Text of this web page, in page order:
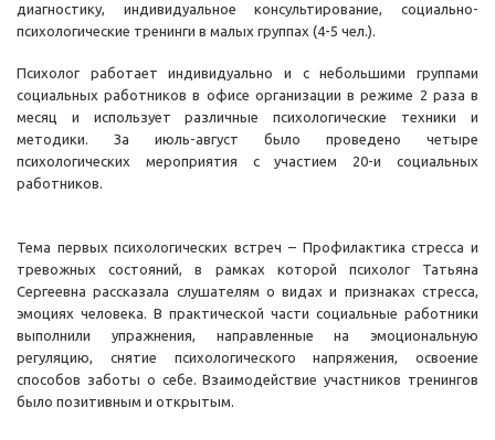
диагностику, индивидуальное консультирование, социально-
психологические тренинги в малых группах (4-5 чел.).
Психолог работает индивидуально и с небольшими группами
социальных работников в офисе организации в режиме 2 раза в
месяц и использует различные психологические техники и
методики. За июль-август было проведено четыре
психологических мероприятия с участием 20-и социальных
работников.
Тема первых психологических встреч – Профилактика стресса и
тревожных состояний, в рамках которой психолог Татьяна
Сергеевна рассказала слушателям о видах и признаках стресса,
эмоциях человека. В практической части социальные работники
выполнили упражнения, направленные на эмоциональную
регуляцию, снятие психологического напряжения, освоение
способов заботы о себе. Взаимодействие участников тренингов
было позитивным и открытым.